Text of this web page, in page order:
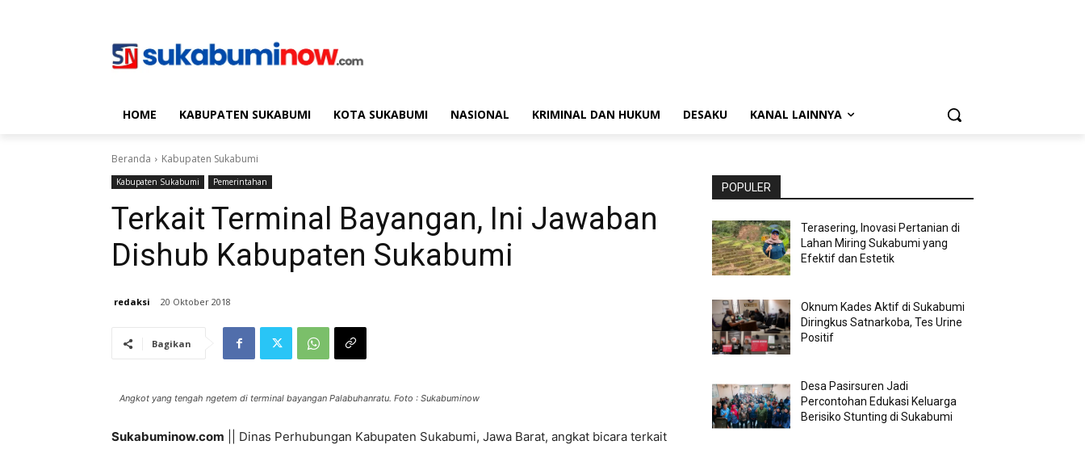
HOME KABUPATEN SUKABUMI KOTA SUKABUMI NASIONAL KRIMINAL DAN HUKUM DESAKU KANAL LAINNYA
Beranda Kabupaten Sukabumi
Kabupaten Sukabumi Pemerintahan
Terkait Terminal Bayangan, Ini Jawaban
Dishub Kabupaten Sukabumi
redaksi 20 Oktober 2018
Bagikan
Angkot yang tengah ngetem di terminal bayangan Palabuhanratu. Foto : Sukabuminow
Sukabuminow.com || Dinas Perhubungan Kabupaten Sukabumi, Jawa Barat, angkat bicara terkait
POPULER
Terasering, Inovasi Pertanian di
Lahan Miring Sukabumi yang
Efektif dan Estetik
Oknum Kades Aktif di Sukabumi
Diringkus Satnarkoba, Tes Urine
Positif
Desa Pasirsuren Jadi
Percontohan Edukasi Keluarga
Berisiko Stunting di Sukabumi